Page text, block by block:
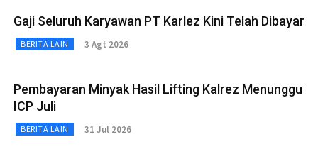
Gaji Seluruh Karyawan PT Karlez Kini Telah Dibayar
BERITA LAIN 3 Agt 2026
Pembayaran Minyak Hasil Lifting Kalrez Menunggu
ICP Juli
BERITA LAIN 31 Jul 2026